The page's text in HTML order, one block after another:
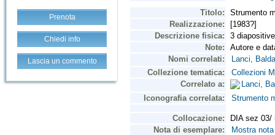
Prenota
Chiedi info
Lascia un commento